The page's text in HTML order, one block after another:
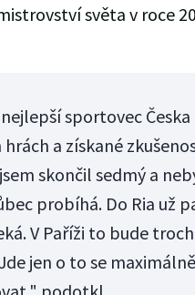
světa v roce
sportovec
a získané
skončil sedmý a
probíhá. Do Ria už
V Paříži to bude
jen o to se